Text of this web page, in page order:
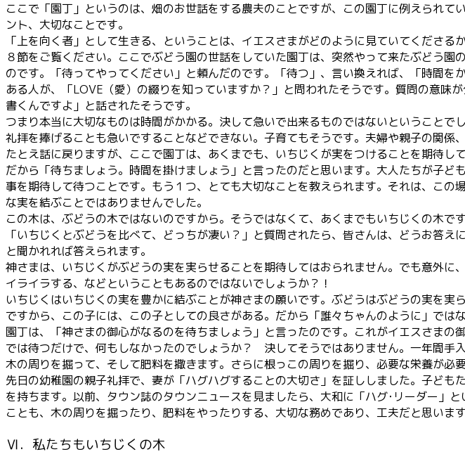
ここで「園丁」というのは、畑のお世話をする農夫のことですが、この園丁に例えられ
ント、大切なことです。
「上を向く者」として生きる、ということは、イエスさまがどのように見ていてくださる
８節をご覧ください。ここでぶどう園の世話をしていた園丁は、突然やって来たぶどう
のです。「待ってやってください」と頼んだのです。「待つ」、言い換えれば、「時間を
ある人が、「LOVE（愛）の綴りを知っていますか？」と問われたそうです。質問の意
書くんですよ」と話されたそうです。
つまり本当に大切なものは時間がかかる。決して急いで出来るものではないということ
礼拝を捧げることも急いですることなどできない。子育てもそうです。夫婦や親子の関係
たとえ話に戻りますが、ここで園丁は、あくまでも、いちじくが実をつけることを期待
だから「待ちましょう。時間を掛けましょう」と言ったのだと思います。大人たちが子
事を期待して待つことです。もう１つ、とても大切なことを教えられます。それは、こ
な実を結ぶことではありませんでした。
この木は、ぶどうの木ではないのですから。そうではなくて、あくまでもいちじくの木で
「いちじくとぶどうを比べて、どっちが凄い？」と質問されたら、皆さんは、どうお答
と聞かれれば答えられます。
神さまは、いちじくがぶどうの実を実らせることを期待してはおられません。でも意外に
イライラする、などということもあるのではないでしょうか？！
いちじくはいちじくの実を豊かに結ぶことが神さまの願いです。ぶどうはぶどうの実を実
ですから、この子には、この子としての良さがある。だから「誰々ちゃんのように」では
園丁は、「神さまの御心がなるのを待ちましょう」と言ったのです。これがイエスさまの
では待つだけで、何もしなかったのでしょうか？ 決してそうではありません。一年間手
木の周りを掘って、そして肥料を撒きます。さらに根っこの周りを掘り、必要な栄養が必
先日の幼稚園の親子礼拝で、妻が「ハグハグすることの大切さ」を証ししました。子ど
を持ちます。以前、タウン誌のタウンニュースを見ましたら、大和に「ハグ･リーダー」
ことも、木の周りを掘ったり、肥料をやったりする、大切な務めであり、工夫だと思います
Ⅵ．私たちもいちじくの木